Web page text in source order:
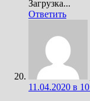
Загрузка...
Ответить
11.04.2020 в